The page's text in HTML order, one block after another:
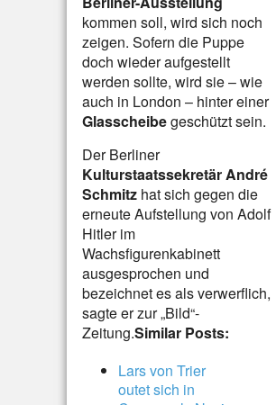
kommen soll, wird sich noch
zeigen. Sofern die Puppe
doch wieder aufgestellt
werden sollte, wird sie – wie
auch in London – hinter einer
Glasscheibegeschützt sein.
Der Berliner
Kulturstaatssekretär André
Schmitz hat sich gegen die
erneute Aufstellung von Adolf
Hitler im
Wachsfigurenkabinett
ausgesprochen und
bezeichnet es als verwerflich,
sagte er zur „Bild“-
Zeitung.Similar Posts:
Lars von Trier
outet sich in